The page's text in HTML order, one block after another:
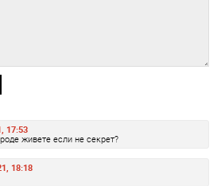
17:53
живете если не секрет?
18:18